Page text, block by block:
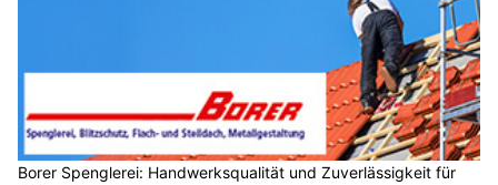
Borer Spenglerei: Handwerksqualität und Zuverlässigkeit für